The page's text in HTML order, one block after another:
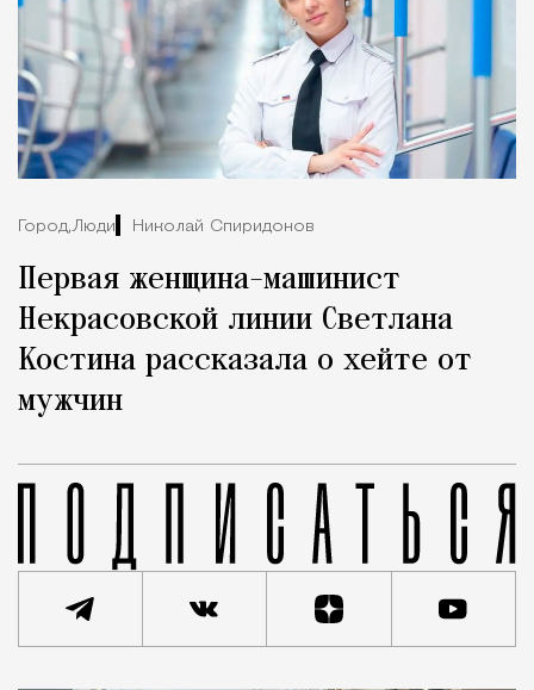
Город,Люди Николай Спиридонов
Первая женщина-машинист
Некрасовской линии Светлана
Костина рассказала о хейте от
мужчин